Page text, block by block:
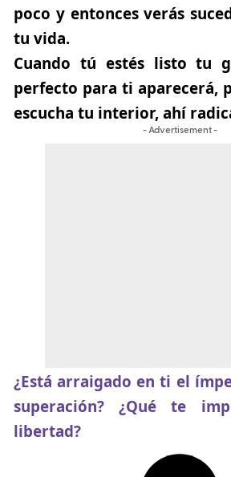
poco y entonces verás
tu vida.
Cuando tú estés listo tu
perfecto para ti aparecerá,
escucha tu interior, ahí
- Advertisement -
¿Está arraigado en ti el
superación? ¿Qué te
libertad?